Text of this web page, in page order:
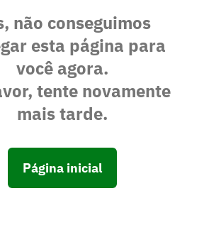
não conseguimos
esta página para
você agora.
tente novamente
mais tarde.
Página inicial